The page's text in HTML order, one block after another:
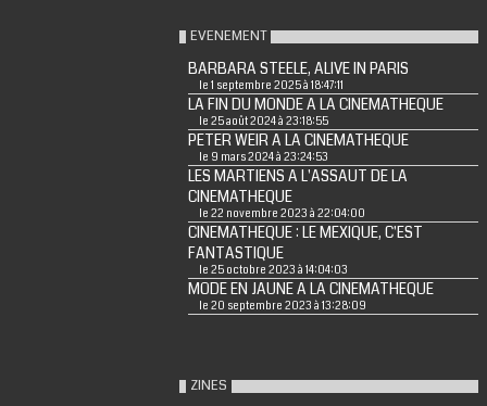
EVENEMENT
BARBARA STEELE, ALIVE IN PARIS
le 1 septembre 2025 à 18:47:11
LA FIN DU MONDE A LA CINEMATHEQUE
le 25 août 2024 à 23:18:55
PETER WEIR A LA CINEMATHEQUE
le 9 mars 2024 à 23:24:53
LES MARTIENS A L'ASSAUT DE LA
CINEMATHEQUE
le 22 novembre 2023 à 22:04:00
CINEMATHEQUE : LE MEXIQUE, C'EST
FANTASTIQUE
le 25 octobre 2023 à 14:04:03
MODE EN JAUNE A LA CINEMATHEQUE
le 20 septembre 2023 à 13:28:09
ZINES